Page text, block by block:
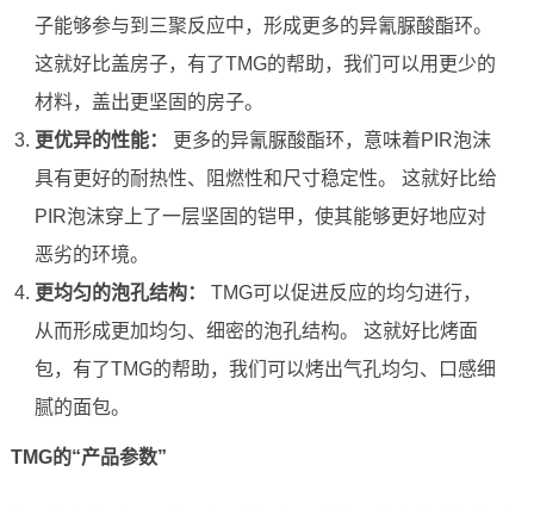
子能够参与到三聚反应中，形成更多的异氰脲酸酯环。
这就好比盖房子，有了TMG的帮助，我们可以用更少的
材料，盖出更坚固的房子。
更优异的性能：
更多的异氰脲酸酯环，意味着PIR泡沫
具有更好的耐热性、阻燃性和尺寸稳定性。 这就好比给
PIR泡沫穿上了一层坚固的铠甲，使其能够更好地应对
恶劣的环境。
更均匀的泡孔结构：
TMG可以促进反应的均匀进行，
从而形成更加均匀、细密的泡孔结构。 这就好比烤面
包，有了TMG的帮助，我们可以烤出气孔均匀、口感细
腻的面包。
TMG的“产品参数”